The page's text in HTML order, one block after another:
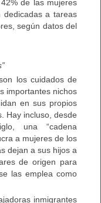
de las mujeres
dedicadas a tareas
según datos del
los cuidados de
importantes nichos
en sus propios
Hay incluso, desde
una “cadena
a mujeres de los
dejan a sus hijos a
de origen para
las emplea como
inmigrantes